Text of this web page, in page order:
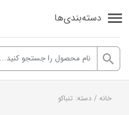
دسته‌بندی‌ها
خانه / دسته: تنباکو